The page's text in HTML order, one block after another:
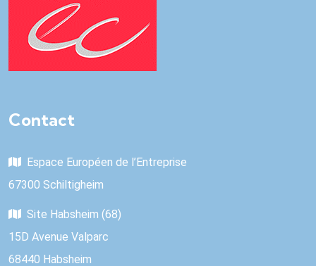
Contact
Espace Européen de l’Entreprise
67300 Schiltigheim
Site Habsheim (68)
15D Avenue Valparc
68440 Habsheim